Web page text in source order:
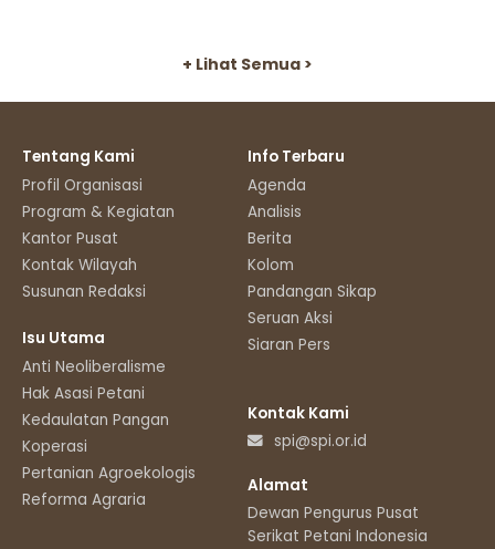
+ Lihat Semua >
Tentang Kami
Profil Organisasi
Program & Kegiatan
Kantor Pusat
Kontak Wilayah
Susunan Redaksi
Isu Utama
Anti Neoliberalisme
Hak Asasi Petani
Kedaulatan Pangan
Koperasi
Pertanian Agroekologis
Reforma Agraria
Info Terbaru
Agenda
Analisis
Berita
Kolom
Pandangan Sikap
Seruan Aksi
Siaran Pers
Kontak Kami
spi@spi.or.id
Alamat
Dewan Pengurus Pusat
Serikat Petani Indonesia